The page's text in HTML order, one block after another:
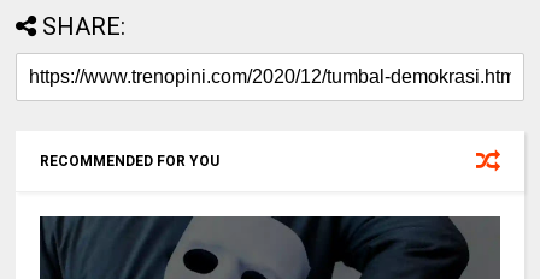
SHARE:
RECOMMENDED FOR YOU